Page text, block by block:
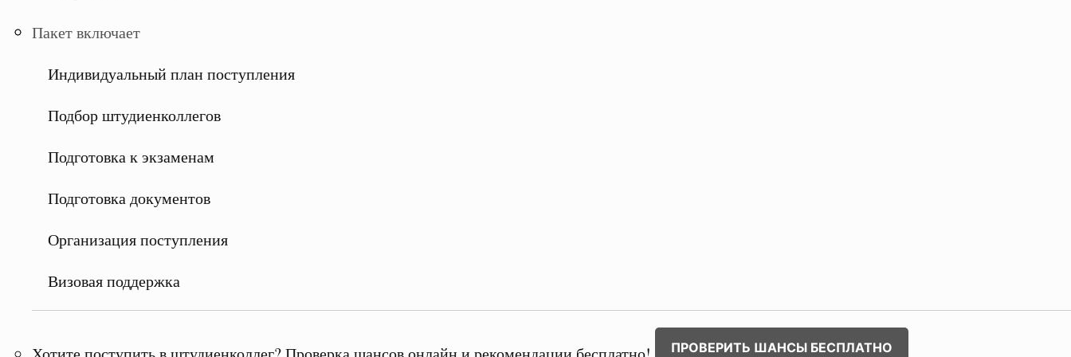
Пакет включает
Индивидуальный план поступления
Подбор штудиенколлегов
Подготовка к экзаменам
Подготовка документов
Организация поступления
Визовая поддержка
ПРОВЕРИТЬ ШАНСЫ БЕСПЛАТНО